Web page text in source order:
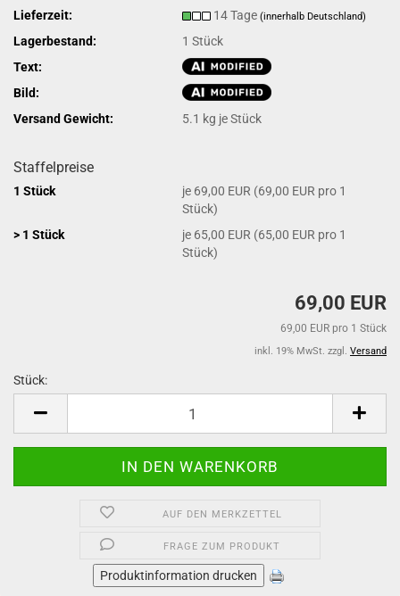
Lieferzeit:
14 Tage(innerhalb Deutschland)
Lagerbestand: 1Stück
Text:
Bild:
Versand Gewicht:
5.1 kg je Stück
Staffelpreise
1 Stück
je 69,00 EUR (69,00 EUR pro 1
Stück)
> 1 Stück
je 65,00 EUR (65,00 EUR pro 1
Stück)
69,00 EUR
69,00 EUR pro 1 Stück
inkl. 19% MwSt. zzgl. Versand
Stück:
AUF DEN MERKZETTEL
FRAGE ZUM PRODUKT
Produktinformation drucken